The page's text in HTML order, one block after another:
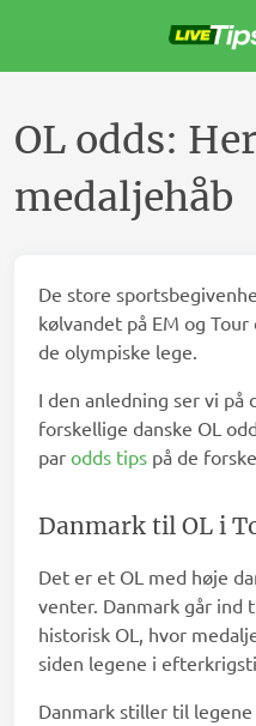
til
OL odds:
medaljehåb
De store
kølvandet på EM og
de olympiske lege.
I den anledning ser vi på
forskellige danske OL
par odds tips på de
Danmark til OL i
Det er et OL med høje
venter. Danmark går ind
historisk OL, hvor
siden legene i
Danmark stiller til